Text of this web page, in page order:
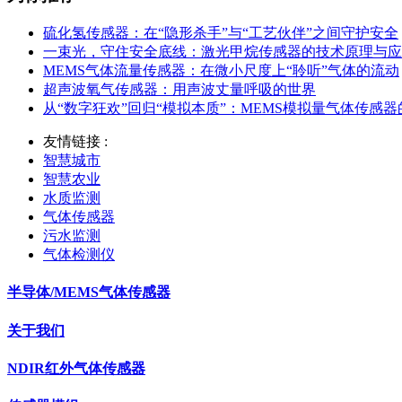
硫化氢传感器：在“隐形杀手”与“工艺伙伴”之间守护安全
一束光，守住安全底线：激光甲烷传感器的技术原理与应
MEMS气体流量传感器：在微小尺度上“聆听”气体的流动
超声波氧气传感器：用声波丈量呼吸的世界
从“数字狂欢”回归“模拟本质”：MEMS模拟量气体传感
友情链接 :
智慧城市
智慧农业
水质监测
气体传感器
污水监测
气体检测仪
半导体/MEMS气体传感器
关于我们
NDIR红外气体传感器